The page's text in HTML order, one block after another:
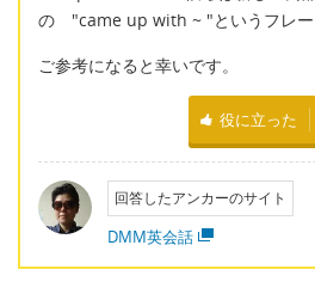
の "came up with ~ "というフレー
ご参考になると幸いです。
役に立った
回答したアンカーのサイト
DMM英会話